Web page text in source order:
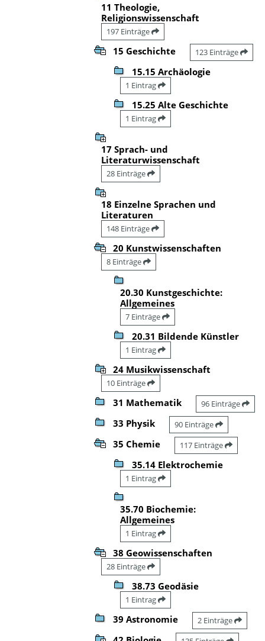
11 Theologie,
Religionswissenschaft
197 Einträge
15 Geschichte 123 Einträge
15.15 Archäologie
1 Eintrag
15.25 Alte Geschichte
1 Eintrag
17 Sprach- und
Literaturwissenschaft
28 Einträge
18 Einzelne Sprachen und
Literaturen
148 Einträge
20 Kunstwissenschaften
8 Einträge
20.30 Kunstgeschichte:
Allgemeines
7 Einträge
20.31 Bildende Künstler
1 Eintrag
24 Musikwissenschaft
10 Einträge
31 Mathematik 96 Einträge
33 Physik 90 Einträge
35 Chemie 117 Einträge
35.14 Elektrochemie
1 Eintrag
35.70 Biochemie:
Allgemeines
1 Eintrag
38 Geowissenschaften
28 Einträge
38.73 Geodäsie
1 Eintrag
39 Astronomie 2 Einträge